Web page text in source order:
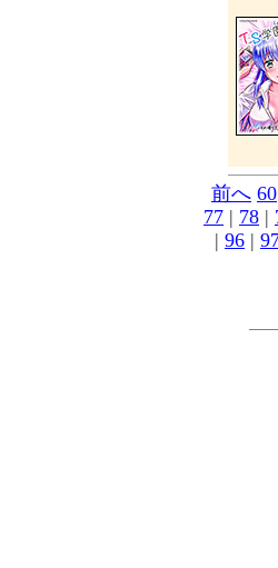
前へ 60
77 | 78 |
| 96 |